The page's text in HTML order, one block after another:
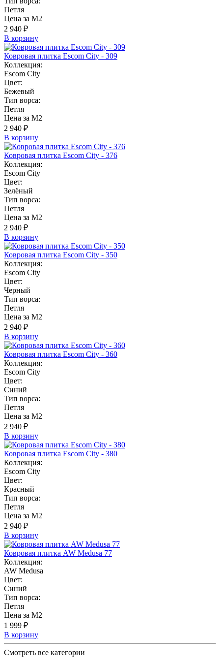
Петля
Цена за М2
2 940 ₽
В корзину
Ковровая плитка Escom City - 309
Коллекция:
Escom City
Цвет:
Бежевый
Тип ворса:
Петля
Цена за М2
2 940 ₽
В корзину
Ковровая плитка Escom City - 376
Коллекция:
Escom City
Цвет:
Зелёный
Тип ворса:
Петля
Цена за М2
2 940 ₽
В корзину
Ковровая плитка Escom City - 350
Коллекция:
Escom City
Цвет:
Черный
Тип ворса:
Петля
Цена за М2
2 940 ₽
В корзину
Ковровая плитка Escom City - 360
Коллекция:
Escom City
Цвет:
Синий
Тип ворса:
Петля
Цена за М2
2 940 ₽
В корзину
Ковровая плитка Escom City - 380
Коллекция:
Escom City
Цвет:
Красный
Тип ворса:
Петля
Цена за М2
2 940 ₽
В корзину
Ковровая плитка AW Medusa 77
Коллекция:
AW Medusa
Цвет:
Синий
Тип ворса:
Петля
Цена за М2
1 999 ₽
В корзину
Смотреть все категории